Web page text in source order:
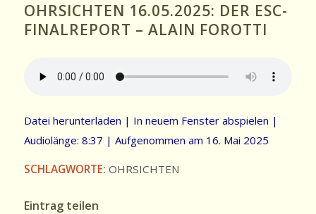
OHRSICHTEN 16.05.2025: DER ESC-
FINALREPORT – ALAIN FOROTTI
Datei herunterladen | In neuem Fenster abspielen |
Audiolänge: 8:37 | Aufgenommen am 16. Mai 2025
SCHLAGWORTE: OHRSICHTEN
Eintrag teilen